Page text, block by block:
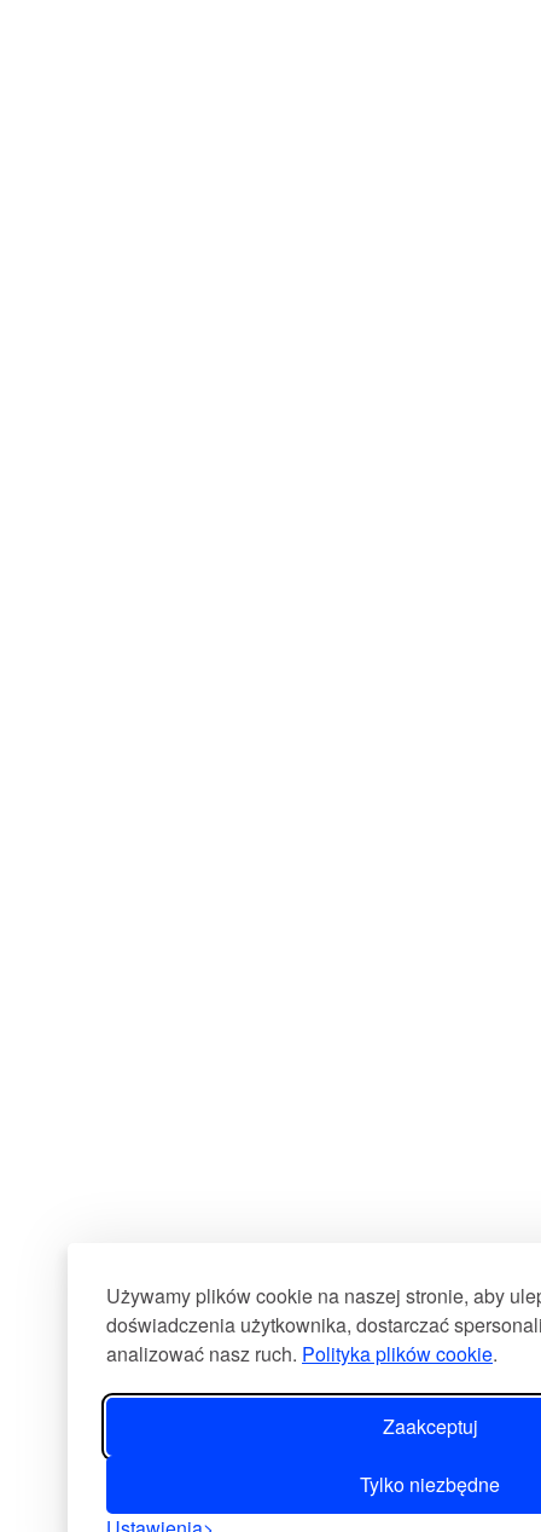
Używamy plików cookie na naszej stronie, aby
doświadczenia użytkownika, dostarczać
analizować nasz ruch. Polityka plików cookie.
Zaakceptuj
Tylko niezbędne